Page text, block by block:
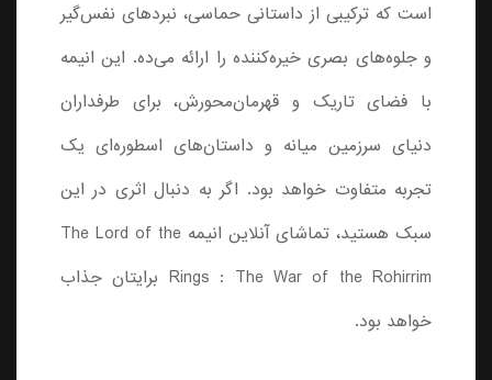
است که ترکیبی از داستانی حماسی، نبردهای نفس‌گیر
و جلوه‌های بصری خیره‌کننده را ارائه می‌ده. این انیمه
با فضای تاریک و قهرمان‌محورش، برای طرفداران
دنیای سرزمین میانه و داستان‌های اسطوره‌ای یک
تجربه متفاوت خواهد بود. اگر به دنبال اثری در این
سبک هستید، تماشای آنلاین انیمه The Lord of the
Rings : The War of the Rohirrim برایتان جذاب
خواهد بود.